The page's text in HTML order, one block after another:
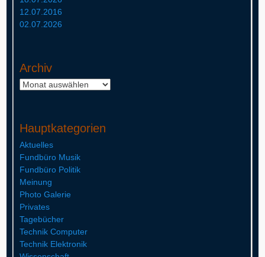
12.07.2016
02.07.2026
Archiv
Archiv
Hauptkategorien
Aktuelles
Fundbüro Musik
Fundbüro Politik
Meinung
Photo Galerie
Privates
Tagebücher
Technik Computer
Technik Elektronik